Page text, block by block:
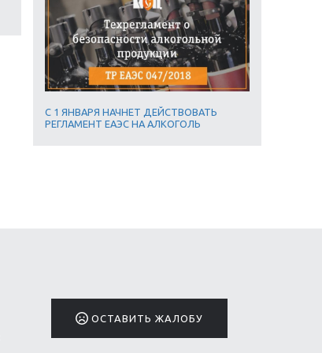
С 1 ЯНВАРЯ НАЧНЕТ ДЕЙСТВОВАТЬ
РЕГЛАМЕНТ ЕАЭС НА АЛКОГОЛЬ
ОСТАВИТЬ ЖАЛОБУ